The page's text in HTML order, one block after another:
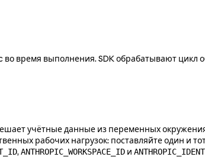
время выполнения. SDK обрабатывают цикл
учётные данные из переменных
рабочих нагрузок: поставляйте один и
, ANTHROPIC_WORKSPACE_ID и